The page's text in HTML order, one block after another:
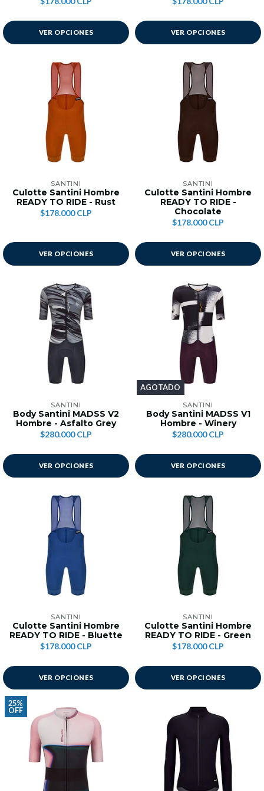
VER OPCIONES VER OPCIONES
SANTINI
Culotte Santini Hombre
READY TO RIDE - Rust
$178.000 CLP
VER OPCIONES
SANTINI
Culotte Santini Hombre
READY TO RIDE -
Chocolate
$178.000 CLP
VER OPCIONES
SANTINI
Body Santini MADSS V2
Hombre - Asfalto Grey
$280.000 CLP
VER OPCIONES
AGOTADO
SANTINI
Body Santini MADSS V1
Hombre - Winery
$280.000 CLP
VER OPCIONES
SANTINI
Culotte Santini Hombre
READY TO RIDE - Bluette
$178.000 CLP
VER OPCIONES
SANTINI
Culotte Santini Hombre
READY TO RIDE - Green
$178.000 CLP
VER OPCIONES
25%
OFF